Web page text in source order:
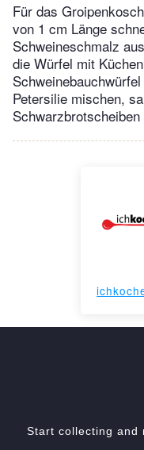
Für das
von 1 cm Länge
Schweineschmalz
die Würfel mit
Petersilie mischen,
Start collecting and